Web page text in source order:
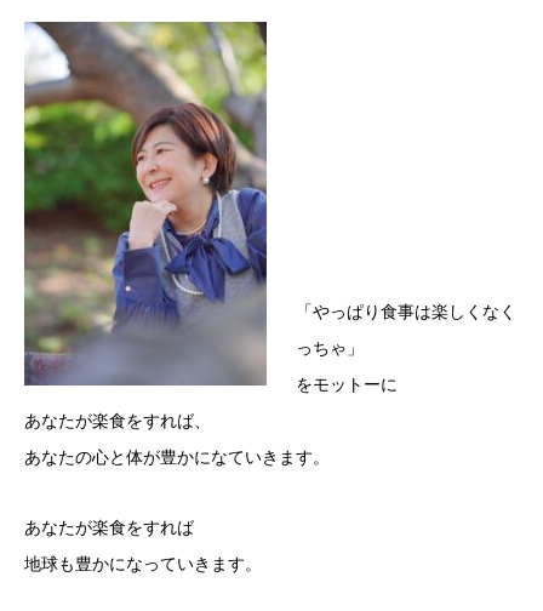
「やっぱり食事は楽しくなく
っちゃ」
をモットーに
あなたが楽食をすれば、
あなたの心と体が豊かになていきます。
あなたが楽食をすれば
地球も豊かになっていきます。